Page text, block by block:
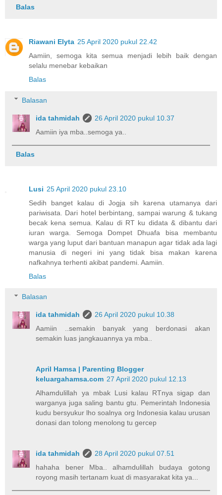
Balas
Riawani Elyta 25 April 2020 pukul 22.42
Aamiin, semoga kita semua menjadi lebih baik dengan
selalu menebar kebaikan
Balas
Balasan
ida tahmidah
26 April 2020 pukul 10.37
Aamiin iya mba..semoga ya..
Balas
Lusi 25 April 2020 pukul 23.10
Sedih banget kalau di Jogja sih karena utamanya dari
pariwisata. Dari hotel berbintang, sampai warung & tukang
becak kena semua. Kalau di RT ku didata & dibantu dari
iuran warga. Semoga Dompet Dhuafa bisa membantu
warga yang luput dari bantuan manapun agar tidak ada lagi
manusia di negeri ini yang tidak bisa makan karena
nafkahnya terhenti akibat pandemi. Aamiin.
Balas
Balasan
ida tahmidah
26 April 2020 pukul 10.38
Aamiin ..semakin banyak yang berdonasi akan
semakin luas jangkauannya ya mba..
April Hamsa | Parenting Blogger
keluargahamsa.com 27 April 2020 pukul 12.13
Alhamdulillah ya mbak Lusi kalau RTnya sigap dan
warganya juga saling bantu gtu. Pemerintah Indonesia
kudu bersyukur lho soalnya org Indonesia kalau urusan
donasi dan tolong menolong tu gercep
ida tahmidah
28 April 2020 pukul 07.51
hahaha bener Mba.. alhamdulillah budaya gotong
royong masih tertanam kuat di masyarakat kita ya...